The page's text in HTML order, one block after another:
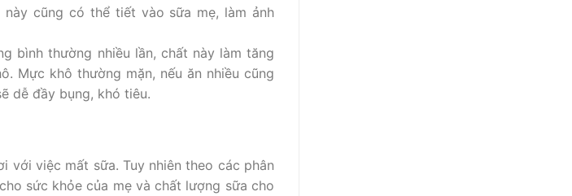
cũng có thể tiết vào sữa mẹ, làm ảnh
bình thường nhiều lần, chất này làm tăng
Mực khô thường mặn, nếu ăn nhiều cũng
dễ đầy bụng, khó tiêu.
với việc mất sữa. Tuy nhiên theo các phân
sức khỏe của mẹ và chất lượng sữa cho